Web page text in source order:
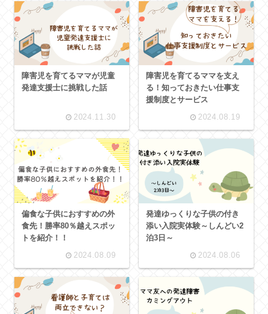
障害児を育てるママが児童
発達支援士に挑戦した話
2024.11.30
障害児を育てるママを支え
る！知っておきたい仕事支
援制度とサービス
2024.08.19
偏食な子供におすすめの外
食先！勝率80％越えスポッ
トを紹介！！
2024.08.09
発達ゆっくりな子供の付き
添い入院実体験～しんどい2
泊3日～
2024.08.06